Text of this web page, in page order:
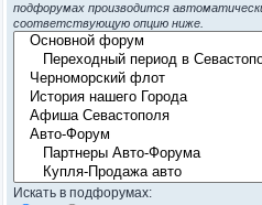
подфорумах производится
соответствующую опцию ниже.
Искать в подфорумах: